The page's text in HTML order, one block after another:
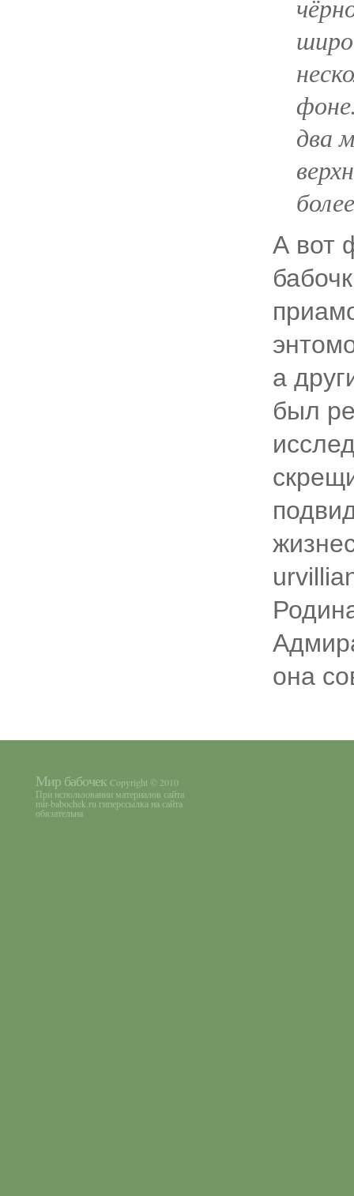
два
А вот
а
был
она
Мир бабочек Copyright © 2010
При использовании материалов сайта
mir-babochek.ru гиперссылка на сайта
обязательна